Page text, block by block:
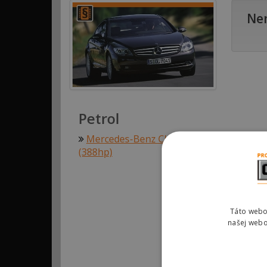
Petrol
Mercedes-Benz CL-Class (C216) 500
(388hp)
Táto
našej